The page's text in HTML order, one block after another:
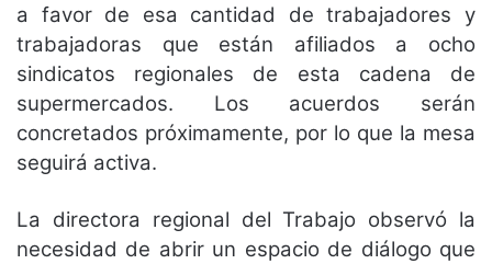
a favor de esa cantidad de trabajadores y
trabajadoras que están afiliados a ocho
sindicatos regionales de esta cadena de
supermercados. Los acuerdos serán
concretados próximamente, por lo que la mesa
seguirá activa.
La directora regional del Trabajo observó la
necesidad de abrir un espacio de diálogo que